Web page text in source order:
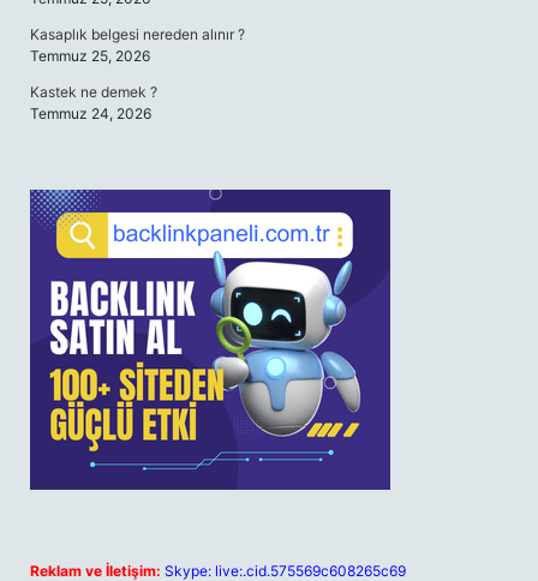
Kasaplık belgesi nereden alınır ?
Temmuz 25, 2026
Kastek ne demek ?
Temmuz 24, 2026
Reklam ve İletişim: Skype: live:.cid.575569c608265c69